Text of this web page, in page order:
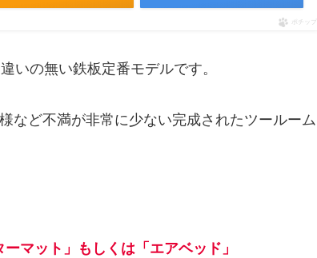
ポチップ
いの無い鉄板定番モデルです。
など不満が非常に少ない完成されたツールーム
マット」もしくは「エアベッド」